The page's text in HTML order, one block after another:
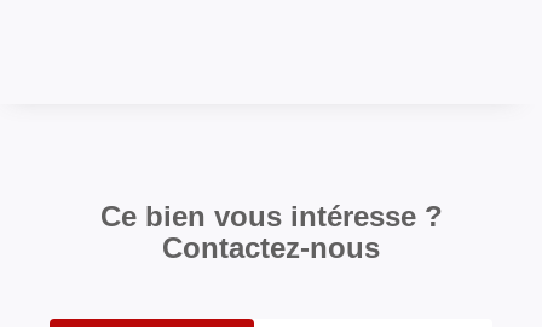
Ce bien vous intéresse ?
Contactez-nous